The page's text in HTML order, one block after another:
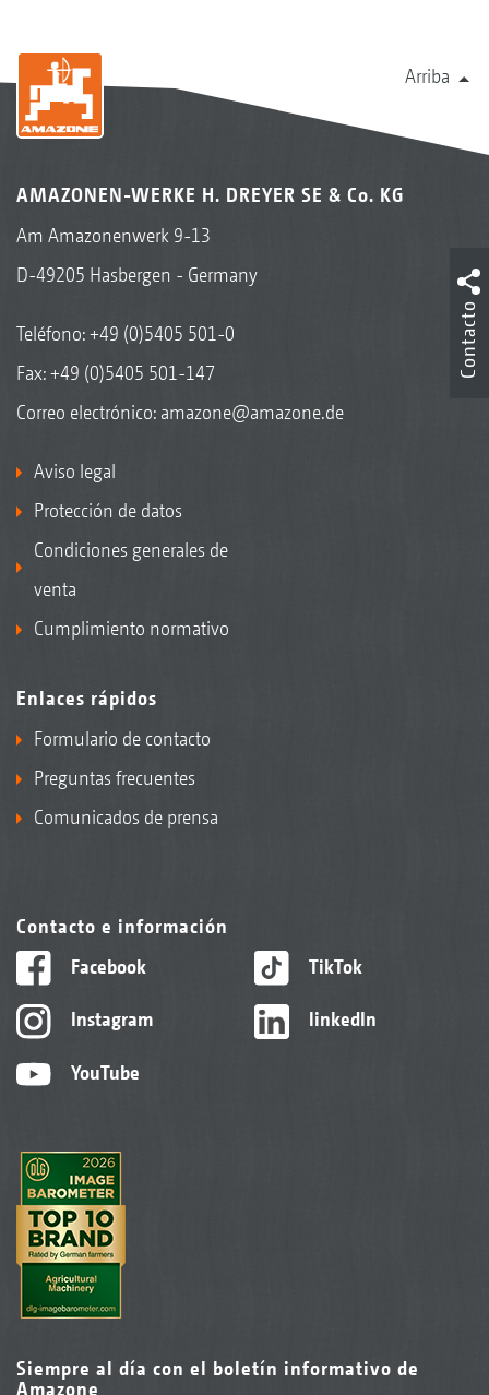
Arriba
AMAZONEN-WERKE H. DREYER SE & Co. KG
Am Amazonenwerk 9-13
D-49205 Hasbergen - Germany
Teléfono:+49 (0)5405 501-0
Fax: +49 (0)5405 501-147
Correo electrónico: amazone@amazone.de
Aviso legal
Protección de datos
Condiciones generales de
venta
Cumplimiento normativo
Enlaces rápidos
Formulario de contacto
Preguntas frecuentes
Comunicados de prensa
Contacto e información
Facebook
Instagram
YouTube
TikTok
linkedIn
Siempre al día con el boletín informativo de
Amazone
Contacto